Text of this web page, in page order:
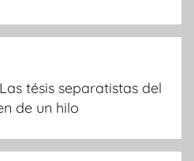
tésis separatistas del
de un hilo